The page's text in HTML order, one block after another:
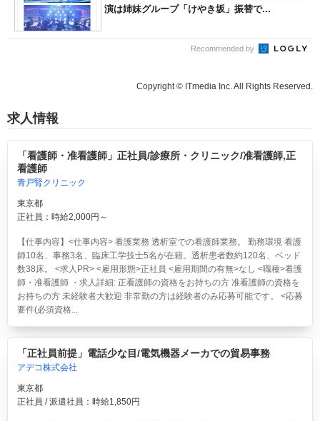
演は姉妹グループ「けやき坂」振替で...
Recommended by
Copyright © ITmedia Inc. All Rights Reserved.
求人情報
「看護師・准看護師」正社員/診療所・クリニック/准看護師,正
看護師
青戸腎クリニック
東京都
正社員：時給2,000円～
【仕事内容】<仕事内容> 看護業務 透析室での看護師業務。 勤務環境 看護
師10名、事務3名、臨床工学技士5名が在籍。透析患者数約120名、ベッド
数38床。 <求人PR> <雇用形態>正社員 <雇用期間の有無>なし <職種>看護
師・准看護師 ・求人詳細: 正看護師の資格をお持ちの方 准看護師の資格を
お持ちの方 未経験者大歓迎 非常勤の方は経験者のみ応募可能です。 <応募
要件(必須資格...
「正社員前提」電話少な目/電気機器メーカでの貿易事務
アデコ株式会社
東京都
正社員 / 派遣社員：時給1,850円